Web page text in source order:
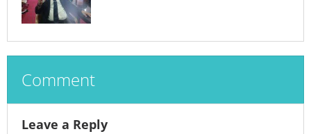
Comment
Leave a Reply